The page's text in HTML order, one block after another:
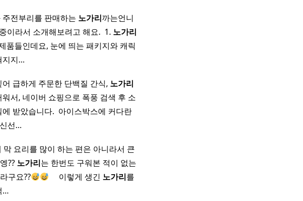
전부리를 판매하는 노가리까는언니
이라서 소개해보려고 해요. ​ 1. 노가리
품들인데요, 눈에 띄는 패키지와 캐릭
지지…
급하게 주문한 단백질 간식, 노가리
서, 네이버 쇼핑으로 폭풍 검색 후 소
받았습니다. ​ 아이스박스에 커다란
선…
요리를 많이 하는 편은 아니라서 큰
?? 노가리는 한번도 구워본 적이 없는
구요??
​ ​ ​ ​ 이렇게 생긴 노가리를
…